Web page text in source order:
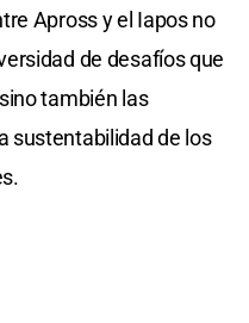
Apross y el Iapos no
de desafíos que
también las
sustentabilidad de los